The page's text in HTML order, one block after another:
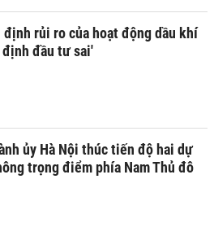
định rủi ro của hoạt động dầu khí
đầu tư sai'
ủy Hà Nội thúc tiến độ hai dự
trọng điểm phía Nam Thủ đô